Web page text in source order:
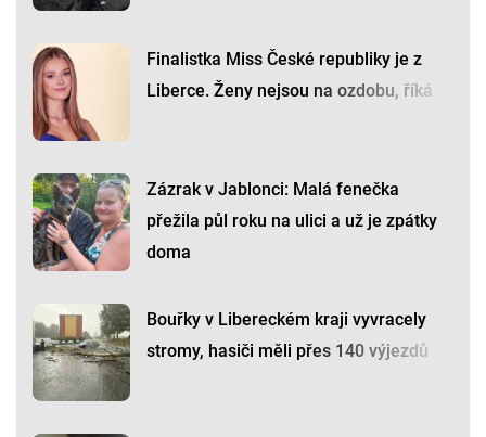
Finalistka Miss České republiky je z
Liberce. Ženy nejsou na ozdobu, říká
Zázrak v Jablonci: Malá fenečka
přežila půl roku na ulici a už je zpátky
doma
Bouřky v Libereckém kraji vyvracely
stromy, hasiči měli přes 140 výjezdů